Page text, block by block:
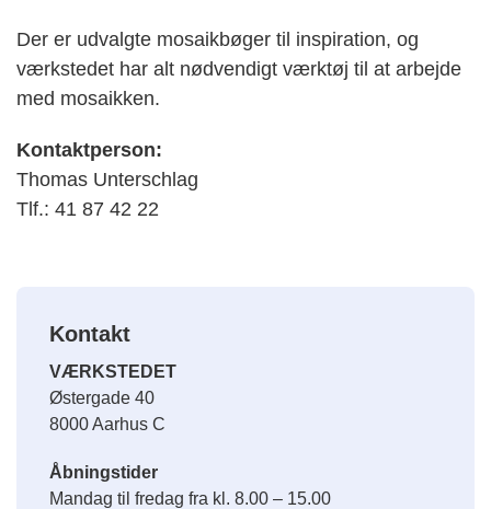
Der er udvalgte mosaikbøger til inspiration, og
værkstedet har alt nødvendigt værktøj til at arbejde
med mosaikken.
Kontaktperson:
Thomas Unterschlag
Tlf.: 41 87 42 22
Kontakt
VÆRKSTEDET
Østergade 40
8000 Aarhus C
Åbningstider
Mandag til fredag fra kl. 8.00 – 15.00